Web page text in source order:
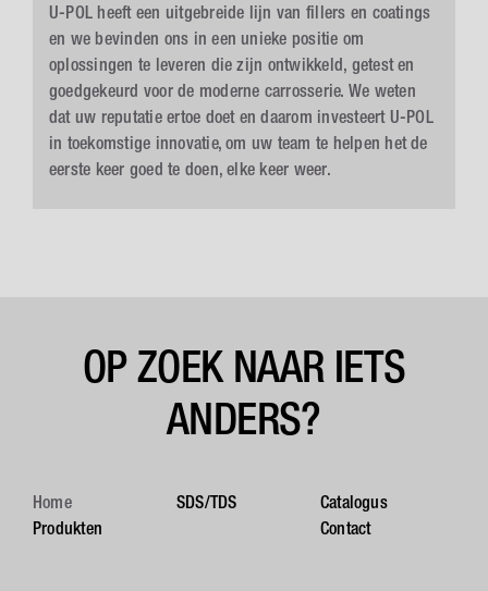
U-POL heeft een uitgebreide lijn van fillers en coatings
en we bevinden ons in een unieke positie om
oplossingen te leveren die zijn ontwikkeld, getest en
goedgekeurd voor de moderne carrosserie. We weten
dat uw reputatie ertoe doet en daarom investeert U-POL
in toekomstige innovatie, om uw team te helpen het de
eerste keer goed te doen, elke keer weer.
OP ZOEK NAAR IETS
ANDERS?
Home
Produkten
SDS/TDS
Catalogus
Contact